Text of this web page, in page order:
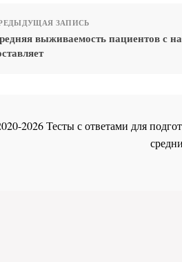
ЗАПИСЬ
выживаемость пациентов с
2026 Тесты с ответами для